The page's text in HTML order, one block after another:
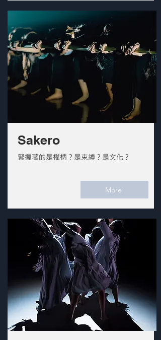
Sakero
緊握著的是權柄？是束縛？是文化？
More